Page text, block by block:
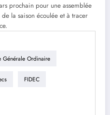
prochain pour une assemblée
la saison écoulée et à tracer
Générale Ordinaire
FIDEC